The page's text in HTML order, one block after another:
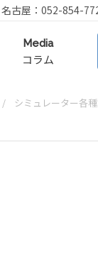
名古屋：052-854-
Media
コラム
シミュレーター各